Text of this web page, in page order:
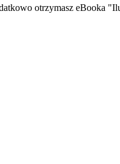
otrzymasz eBooka